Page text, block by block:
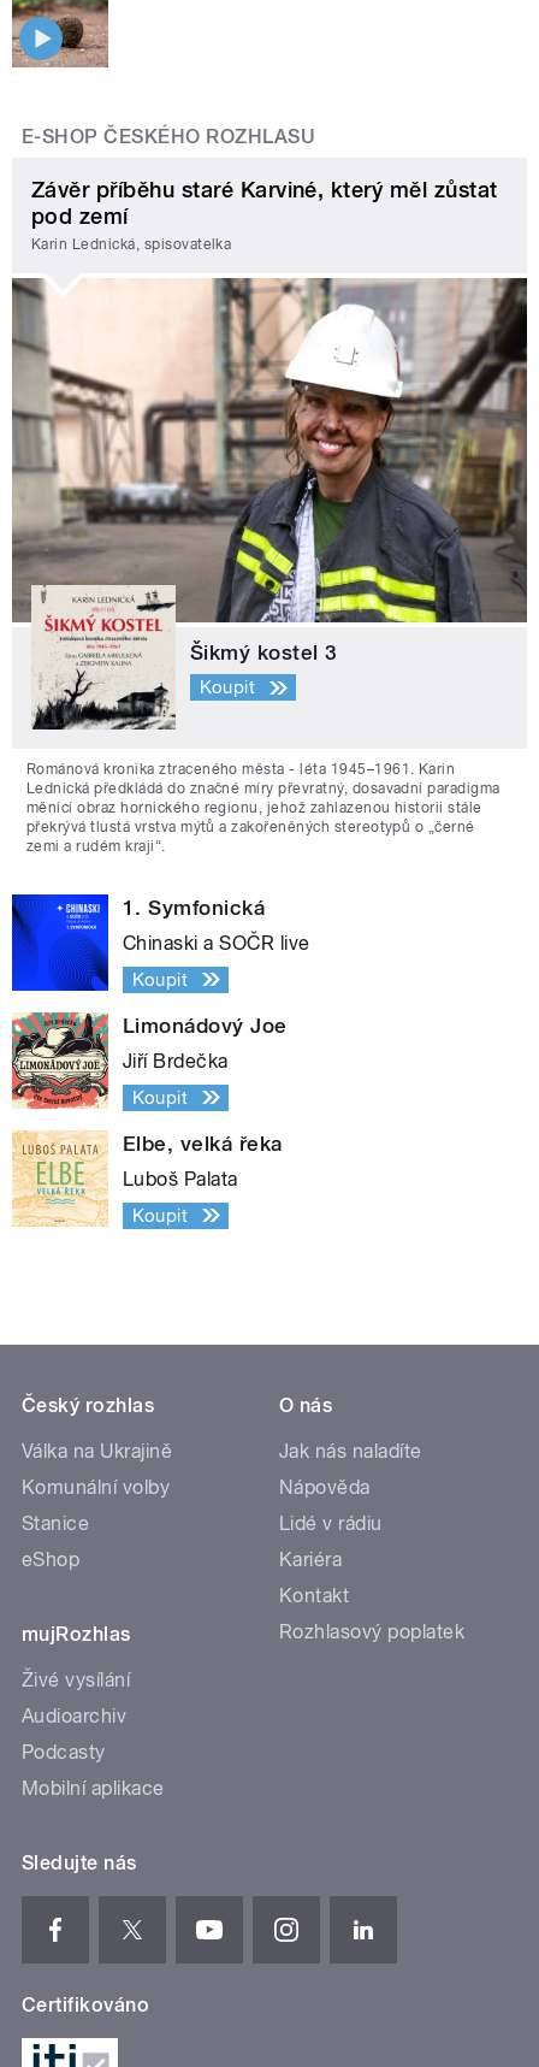
E-SHOP ČESKÉHO ROZHLASU
Závěr příběhu staré Karviné, který měl zůstat
pod zemí
Karin Lednická, spisovatelka
Šikmý kostel 3
Koupit
Románová kronika ztraceného města - léta 1945–1961. Karin
Lednická předkládá do značné míry převratný, dosavadní paradigma
měnící obraz hornického regionu, jehož zahlazenou historii stále
překrývá tlustá vrstva mýtů a zakořeněných stereotypů o „černé
zemi a rudém kraji“.
1. Symfonická
Chinaski a SOČR live
Koupit
Limonádový Joe
Jiří Brdečka
Koupit
Elbe, velká řeka
Luboš Palata
Koupit
Český rozhlas
Válka na Ukrajině
Komunální volby
Stanice
eShop
mujRozhlas
Živé vysílání
Audioarchiv
Podcasty
Mobilní aplikace
O nás
Jak nás naladíte
Nápověda
Lidé v rádiu
Kariéra
Kontakt
Rozhlasový poplatek
Sledujte nás
Certifikováno